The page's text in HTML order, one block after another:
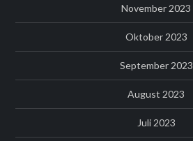
November 2023
Oktober 2023
September 2023
August 2023
Juli 2023